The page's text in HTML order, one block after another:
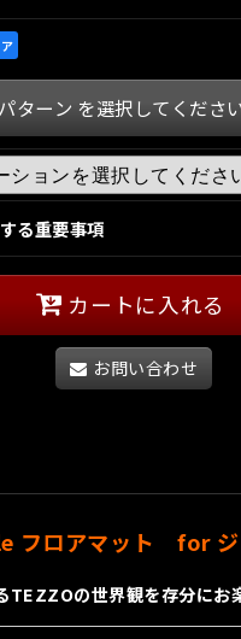
ターン を選択してくださ
る重要事項
カートに入れる
お問い合わせ
フロアマット for ジ
TEZZOの世界観を存分にお